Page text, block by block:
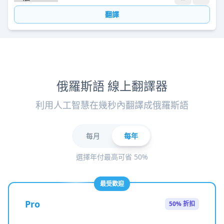
翻譯
俄羅斯語 線上翻譯器
利用人工智慧在幾秒內翻譯成俄羅斯語
每月 每年
選擇年付最高可省 50%
最受歡迎
Pro 50% 折扣